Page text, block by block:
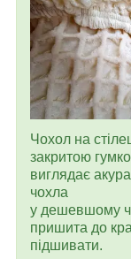
Чохол на
закритою
виглядає
чохла
у дешевшому
пришита до
підшивати.